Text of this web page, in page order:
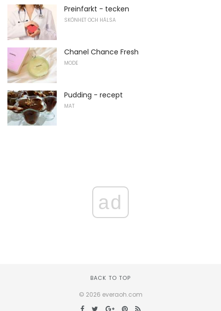
Preinfarkt - tecken
SKÖNHET OCH HÄLSA
Chanel Chance Fresh
MODE
Pudding - recept
MAT
ad
BACK TO TOP
© 2026 everaoh.com